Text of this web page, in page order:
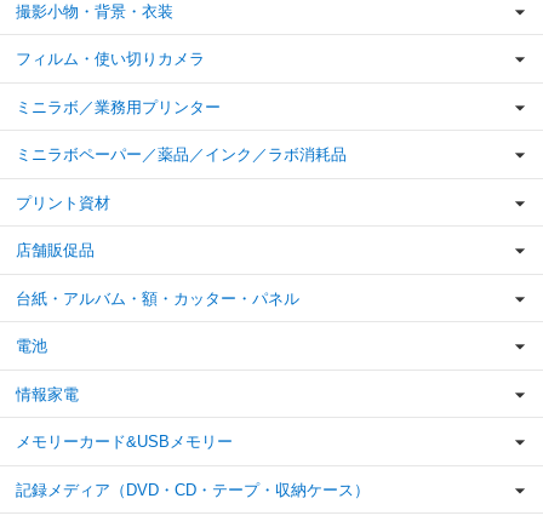
撮影小物・背景・衣装
フィルム・使い切りカメラ
ミニラボ／業務用プリンター
ミニラボペーパー／薬品／インク／ラボ消耗品
プリント資材
店舗販促品
台紙・アルバム・額・カッター・パネル
電池
情報家電
メモリーカード&USBメモリー
記録メディア（DVD・CD・テープ・収納ケース）